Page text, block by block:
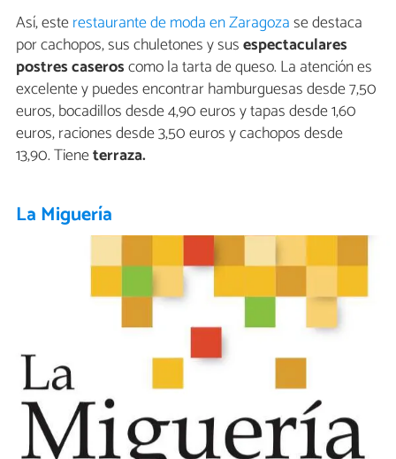
Así, esterestaurante de moda en Zaragozase destaca
por cachopos, sus chuletones y susespectaculares
postres caseroscomo la tarta de queso. La atención es
excelente y puedes encontrar hamburguesas desde 7,50
euros, bocadillos desde 4,90 euros y tapas desde 1,60
euros, raciones desde 3,50 euros y cachopos desde
13,90. Tieneterraza.
La Miguería